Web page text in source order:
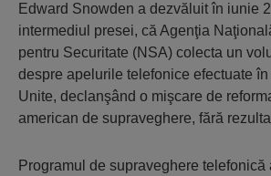
Edward Snowden a dezvăluit în iunie
intermediul presei, că Agenţia
pentru Securitate (NSA) colecta un
despre apelurile telefonice efectuate
Unite, declanşând o mişcare de
american de supraveghere, fără
Programul de supraveghere telefonică